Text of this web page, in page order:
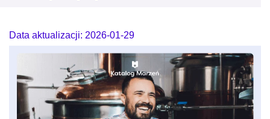
Data aktualizacji: 2026-01-29